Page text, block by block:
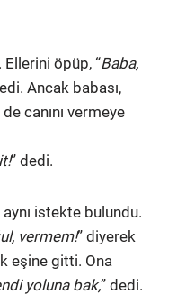
öpüp, “Baba,
Ancak babası,
canını vermeye
” dedi.
istekte bulundu.
vermem!” diyerek
eşine gitti. Ona
yoluna bak,” dedi.